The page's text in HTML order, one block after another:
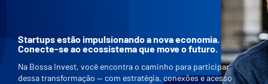
Startups estão impulsionando a nova economia.
Conecte-se ao ecossistema que move o futuro.
Na Bossa Invest, você encontra o caminho para participar
dessa transformação — com estratégia, conexões e acesso